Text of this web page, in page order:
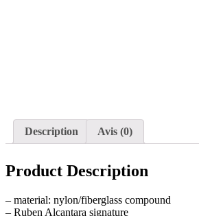
Description Avis (0)
Product Description
– material: nylon/fiberglass compound
– Ruben Alcantara signature